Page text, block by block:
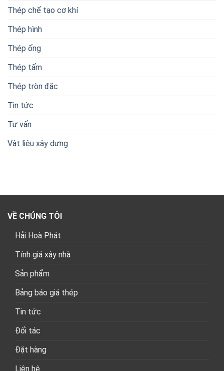
Thép chế tạo cơ khí
Thép hình
Thép ống
Thép tấm
Thép tròn đặc
Tin tức
Tư vấn
Vật liệu xây dựng
VỀ CHÚNG TÔI
Hải Hoà Phát
Tính giá xây nhà
Sản phẩm
Bảng báo giá thép
Tin tức
Đối tác
Đặt hàng
Liên hệ